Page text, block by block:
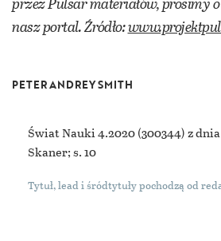
nasz portal. Źródło:
Świat Nauki 4.2020(300344) z
Skaner; s. 10
PETER ANDREY SMITH